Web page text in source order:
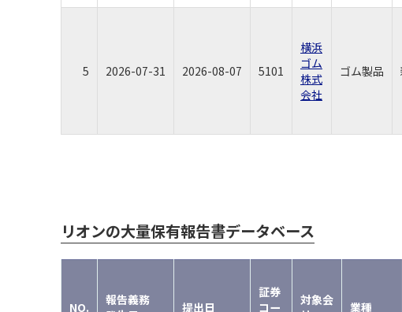
5 2026-07-31 2026-08-07 5101
横浜
ゴム
株式
会社
ゴム製品
リオンの大量保有報告書データベース
NO.
報告義務
提出日
証券
コー
対象会
業種